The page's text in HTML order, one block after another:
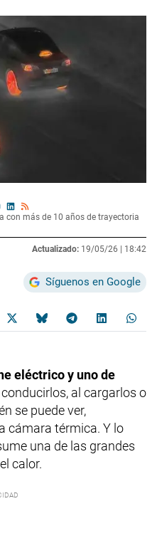
con más de 10 años de trayectoria
Actualizado: 19/05/26 | 18:42
Síguenos en Google
eléctrico y uno de
al cargarlos o
se puede ver,
cámara térmica. Y lo
una de las grandes
calor.